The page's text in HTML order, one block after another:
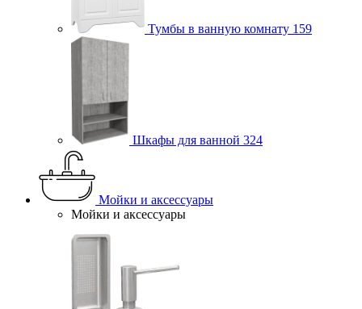
Тумбы в ванную комнату 159
Шкафы для ванной 324
Мойки и аксессуары
Мойки и аксессуары